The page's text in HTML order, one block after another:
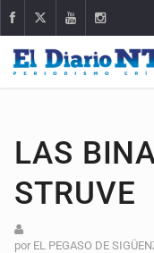
LAS
STRUVE
por EL PEGASO DE